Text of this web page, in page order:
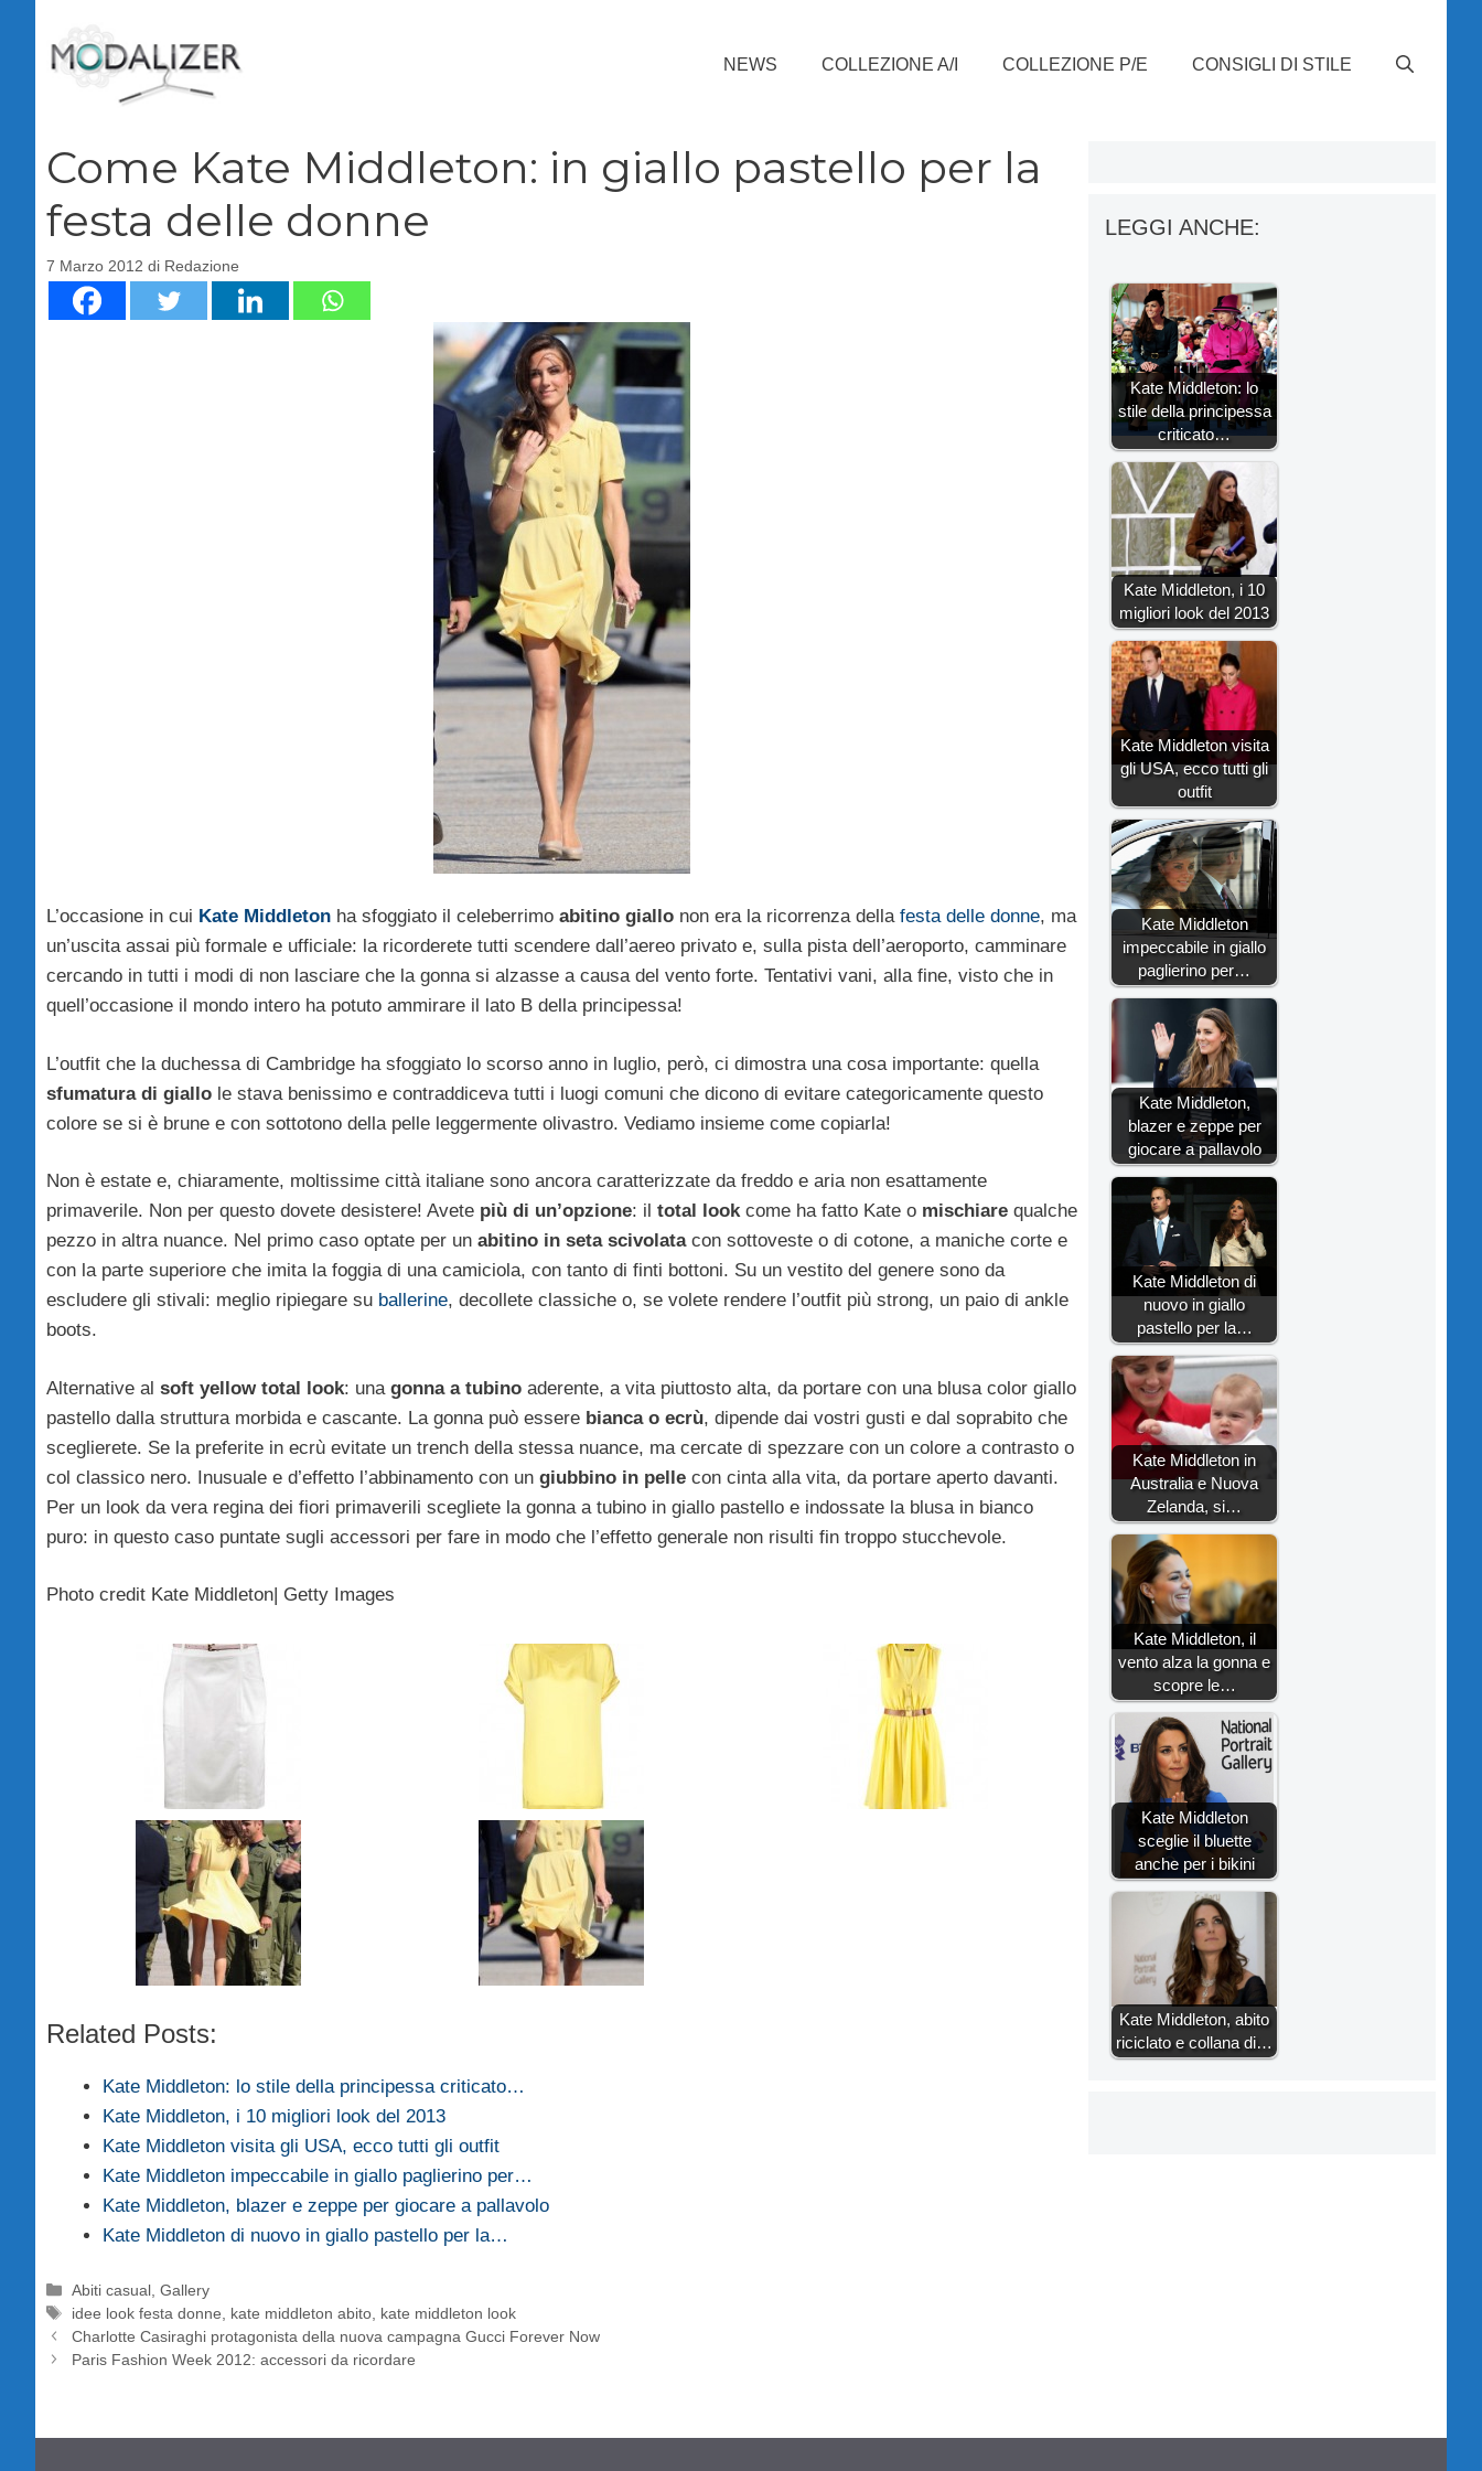
contenuto
NEWS COLLEZIONE A/I COLLEZIONE P/E CONSIGLI DI STILE
Come Kate Middleton: in giallo pastello per la
festa delle donne
7 Marzo 2012 di Redazione
L’occasione in cui Kate Middleton ha sfoggiato il celeberrimo abitino giallo non era la ricorrenza della festa delle donne, ma
un’uscita assai più formale e ufficiale: la ricorderete tutti scendere dall’aereo privato e, sulla pista dell’aeroporto, camminare
cercando in tutti i modi di non lasciare che la gonna si alzasse a causa del vento forte. Tentativi vani, alla fine, visto che in
quell’occasione il mondo intero ha potuto ammirare il lato B della principessa!
L’outfit che la duchessa di Cambridge ha sfoggiato lo scorso anno in luglio, però, ci dimostra una cosa importante: quella
sfumatura di giallo le stava benissimo e contraddiceva tutti i luogi comuni che dicono di evitare categoricamente questo
colore se si è brune e con sottotono della pelle leggermente olivastro. Vediamo insieme come copiarla!
Non è estate e, chiaramente, moltissime città italiane sono ancora caratterizzate da freddo e aria non esattamente
primaverile. Non per questo dovete desistere! Avete più di un’opzione: il total lookcome ha fatto Kate o mischiare qualche
pezzo in altra nuance. Nel primo caso optate per un abitino in seta scivolatacon sottoveste o di cotone, a maniche corte e
con la parte superiore che imita la foggia di una camiciola, con tanto di finti bottoni. Su un vestito del genere sono da
escludere gli stivali: meglio ripiegare su ballerine, decollete classiche o, se volete rendere l’outfit più strong, un paio di ankle
boots.
Alternative al soft yellow total look: una gonna a tubino aderente, a vita piuttosto alta, da portare con una blusa color giallo
pastello dalla struttura morbida e cascante. La gonna può essere bianca o ecrù, dipende dai vostri gusti e dal soprabito che
sceglierete. Se la preferite in ecrù evitate un trench della stessa nuance, ma cercate di spezzare con un colore a contrasto o
col classico nero. Inusuale e d’effetto l’abbinamento con un giubbino in pelle con cinta alla vita, da portare aperto davanti.
Per un look da vera regina dei fiori primaverili scegliete la gonna a tubino in giallo pastello e indossate la blusa in bianco
puro: in questo caso puntate sugli accessori per fare in modo che l’effetto generale non risulti fin troppo stucchevole.
Photo credit Kate Middleton| Getty Images
Related Posts:
Kate Middleton: lo stile della principessa criticato…
Kate Middleton, i 10 migliori look del 2013
Kate Middleton visita gli USA, ecco tutti gli outfit
Kate Middleton impeccabile in giallo paglierino per…
Kate Middleton, blazer e zeppe per giocare a pallavolo
Kate Middleton di nuovo in giallo pastello per la…
Categorie
Abiti casual ,Gallery
Tag
idee look festa donne kate middleton abito kate middleton look
Charlotte Casiraghi protagonista della nuova campagna Gucci Forever Now
Paris Fashion Week 2012: accessori da ricordare
LEGGI ANCHE:
Kate Middleton: lo
stile della principessa
criticato…
Kate Middleton, i 10
migliori look del 2013
Kate Middleton visita
gli USA, ecco tutti gli
outfit
Kate Middleton
impeccabile in giallo
paglierino per…
Kate Middleton,
blazer e zeppe per
giocare a pallavolo
Kate Middleton di
nuovo in giallo
pastello per la…
Kate Middleton in
Australia e Nuova
Zelanda, si…
Kate Middleton, il
vento alza la gonna e
scopre le…
Kate Middleton
sceglie il bluette
anche per i bikini
Kate Middleton, abito
riciclato e collana di…